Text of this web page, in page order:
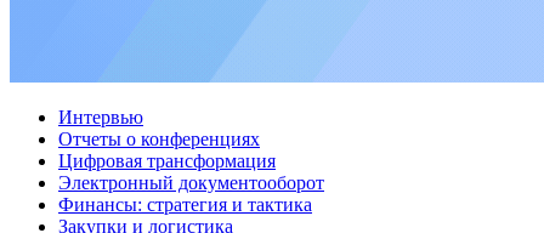
Интервью
Отчеты о конференциях
Цифровая трансформация
Электронный документооборот
Финансы: стратегия и тактика
Закупки и логистика